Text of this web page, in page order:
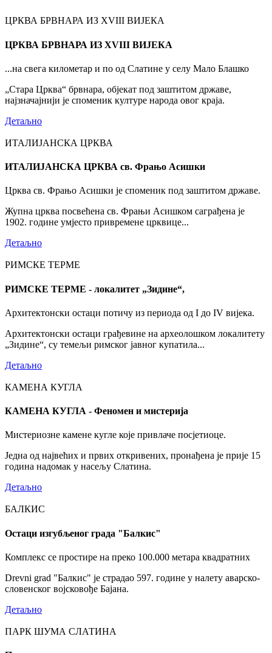
ЦРКВА БРВНАРА ИЗ XVIII ВИЈЕКА
ЦРКВА БРВНАРА ИЗ XVIII ВИЈЕКА
...на свега километар и по од Слатине у селу Мало Блашко
„Стара Црква“ брвнара, објекат под заштитом државе,
најзначајнији је споменик културе народа овог краја.
Детаљно
ИТАЛИЈАНСКА ЦРКВА
ИТАЛИЈАНСКА ЦРКВА св. Фрањо Асишки
Црква св. Фрањо Асишки је споменик под заштитом државе.
Жупна црква посвећена св. Фрањи Асишком саграђена је
1902. године умјесто привремене црквице...
Детаљно
РИМСКЕ ТЕРМЕ
РИМСКЕ ТЕРМЕ - локалитет „Зидине“,
Архитектонски остаци потичу из периода од I до IV вијека.
Архитектонски остаци грађевине на археолошком локалитету
„Зидине“, су темељи римског јавног купатила...
Детаљно
КАМЕНА КУГЛА
КАМЕНА КУГЛА - Феномен и мистерија
Мистериозне камене кугле које привлаче посјетиоце.
Једна од највећих и првих откривених, пронађена је прије 15
година надомак у насељу Слатина.
Детаљно
БАЛКИС
Остаци изгубљеног града "Балкис"
Комплекс се простире на преко 100.000 метара квадратних
Drevni grad "Балкис" је страдао 597. године у налету аварско-
словенског војсковође Бајана.
Детаљно
ПАРК ШУМА СЛАТИНА